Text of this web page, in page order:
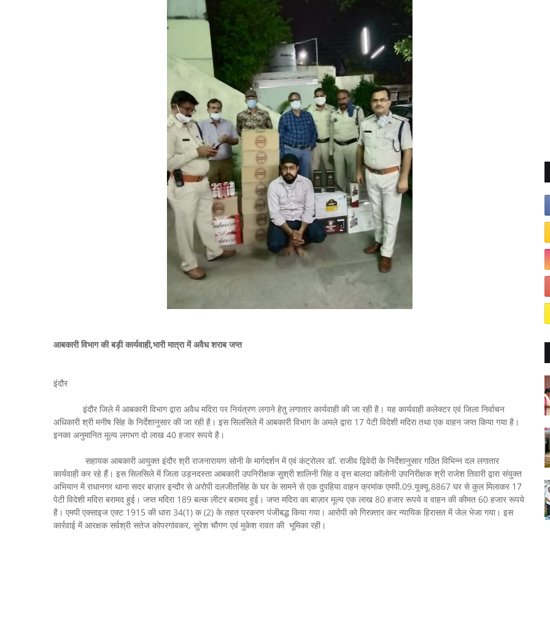
आबकारी विभाग की बड़ी कार्यवाही,भारी मात्रा में अवैध शराब जप्त
इंदौर
इंदौर जिले में आबकारी विभाग द्वारा अवैध मदिरा पर नियंत्रण लगाने हेतु लगातार कार्यवाही की जा रही है। यह कार्यवाही कलेक्टर एवं ‍जिला निर्वाचन
अधिकारी श्री मनीष सिंह के निर्देशानुसार की जा रही है। इस सिलसिले में आबकारी विभाग के अमले द्वारा 17 पेटी विदेशी मदिरा तथा एक वाहन जप्त किया गया है।
इनका अनुमानित मूल्य लगभग दो लाख 40 हजार रूपये है।
सहायक आबकारी आयुक्त इंदौर श्री राजनारायण सोनी के मार्गदर्शन में एवं कंट्रोलर डॉ. राजीव द्विवेदी के निर्देशानुसार गठित विभिन्न दल लगातार
कार्यवाही कर रहे हैं। इस सिलसिले में जिला उड़नदस्ता आबकारी उपनिरीक्षक सुश्री शालिनी सिंह व वृत्त बालदा कॉलोनी उपनिरीक्षक श्री राजेश तिवारी द्वारा संयुक्त
अभियान में राधानगर थाना सदर बाज़ार इन्दौर से अरोपी दलजीतसिंह के घर के सामने से एक दुपहिया वाहन क्रमांक एमपी.09.यूक्यू.8867 घर से कुल मिलाकर 17
पेटी विदेशी मदिरा बरामद हुई। जप्त मदिरा 189 बल्क लीटर बरामद हुई। जप्त मदिरा का बाज़ार मूल्य एक लाख 80 हजार रूपये व वाहन की कीमत 60 हजार रूपये
है। एमपी एक्साइज एक्ट 1915 की धारा 34(1) क (2) के तहत प्रकरण पंजीबद्ध किया गया। आरोपी को गिरफ़्तार कर न्यायिक हिरासत में जेल भेजा गया। इस
कार्रवाई में आरक्षक सर्वश्री सतेज कोपरगांवकर, सुरेश चौगण एवं मुकेश रावत की भूमिका रही।